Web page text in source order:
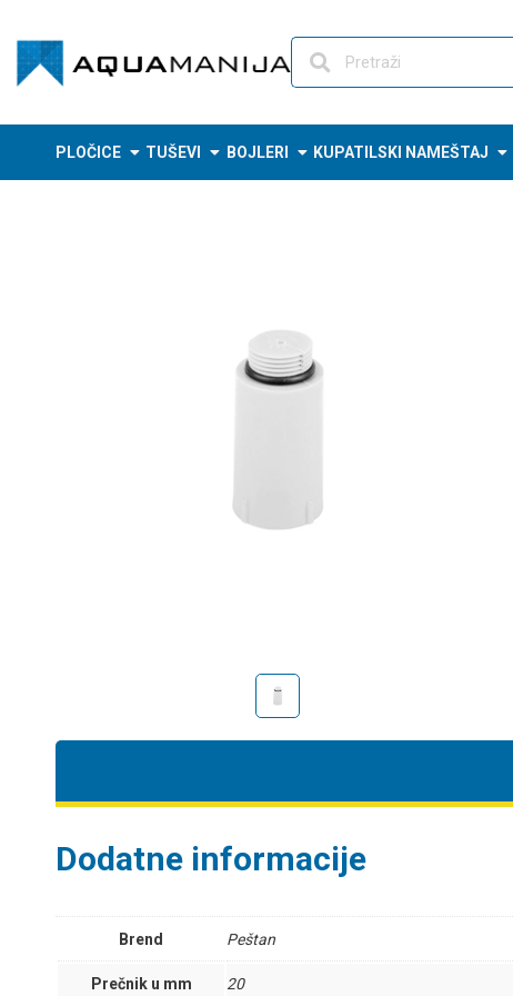
content
PLOČICE TUŠEVI BOJLERI KUPATILSKI NAMEŠTAJ
Dodatne informacije
Brend Peštan
Prečnik u mm 20